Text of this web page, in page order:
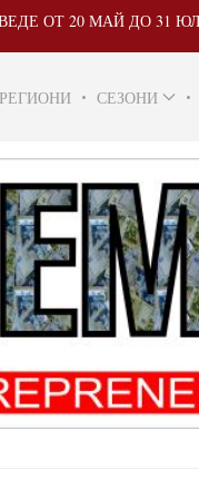
МАЙ ДО 31 ЮЛИ 2026 Г.
РЕГИОНИ СЕЗОНИ